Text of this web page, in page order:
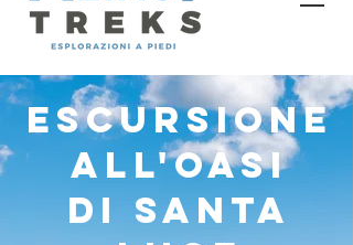
escursione
alL'OASI
DI SANTA